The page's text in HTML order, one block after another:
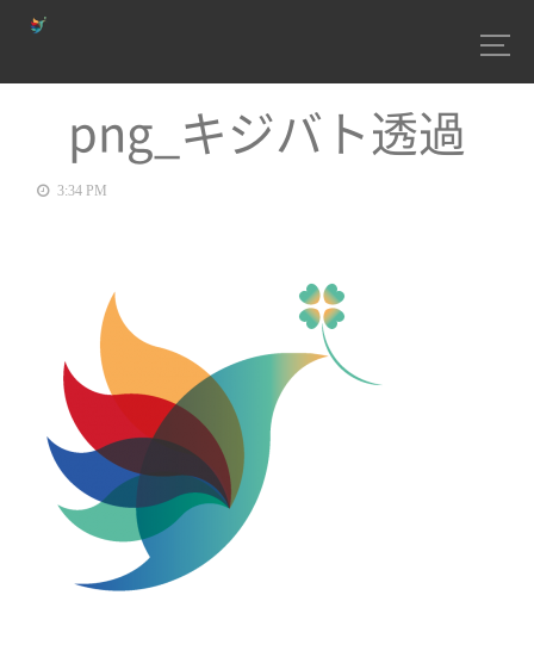
png_キジバト透過
3:34 PM